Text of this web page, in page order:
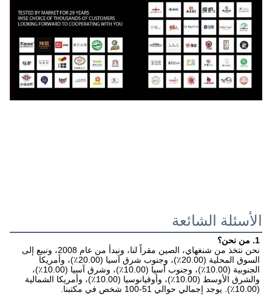
الأسئلة الشائعة
1. من نحن؟
(10.00٪). يوجد إجمالي حوالي 51-100 شخص في مكتبنا.